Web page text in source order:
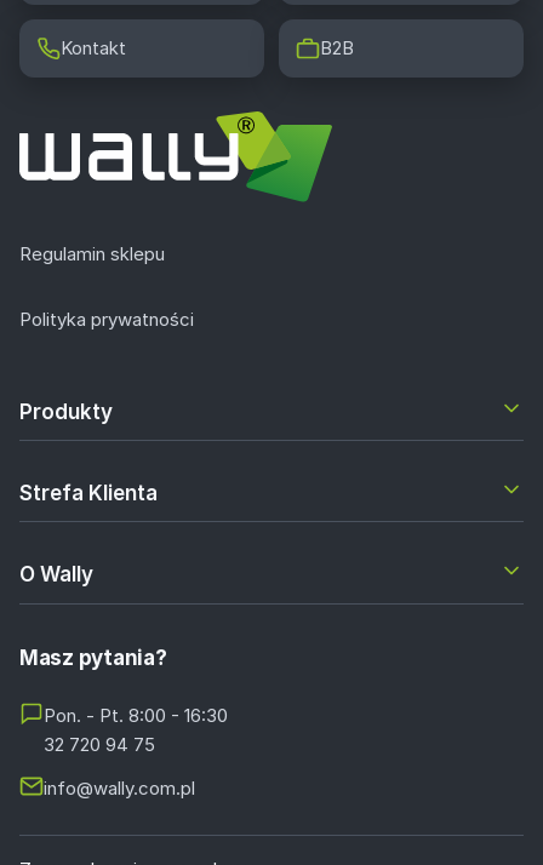
Kontakt B2B
Regulamin sklepu
Polityka prywatności
Produkty
Strefa Klienta
O Wally
Masz pytania?
Pon. - Pt. 8:00 - 16:30
32 720 94 75
info@wally.com.pl